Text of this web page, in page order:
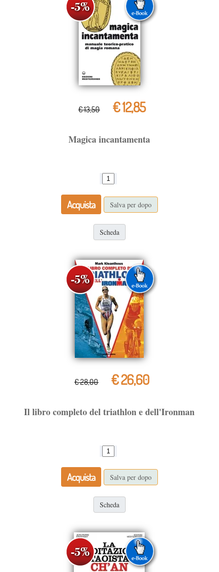
€ 13,50 € 12,85
Magica incantamenta
Acquista Salva per dopo
Scheda
€ 28,00 € 26,60
Il libro completo del triathlon e dell'Ironman
Acquista Salva per dopo
Scheda